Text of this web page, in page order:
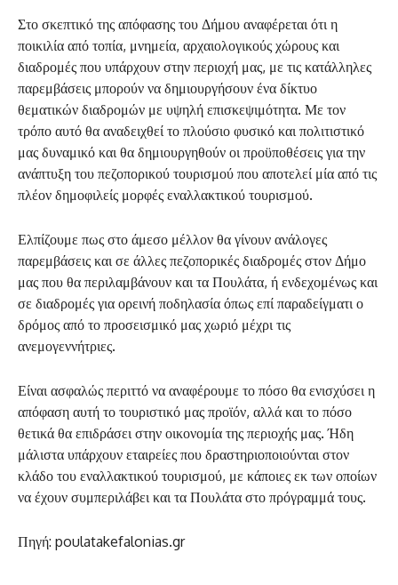
Στο σκεπτικό της απόφασης του Δήμου αναφέρεται ότι η
ποικιλία από τοπία, μνημεία, αρχαιολογικούς χώρους και
διαδρομές που υπάρχουν στην περιοχή μας, με τις κατάλληλες
παρεμβάσεις μπορούν να δημιουργήσουν ένα δίκτυο
θεματικών διαδρομών με υψηλή επισκεψιμότητα. Με τον
τρόπο αυτό θα αναδειχθεί το πλούσιο φυσικό και πολιτιστικό
μας δυναμικό και θα δημιουργηθούν οι προϋποθέσεις για την
ανάπτυξη του πεζοπορικού τουρισμού που αποτελεί μία από τις
πλέον δημοφιλείς μορφές εναλλακτικού τουρισμού.
Ελπίζουμε πως στο άμεσο μέλλον θα γίνουν ανάλογες
παρεμβάσεις και σε άλλες πεζοπορικές διαδρομές στον Δήμο
μας που θα περιλαμβάνουν και τα Πουλάτα, ή ενδεχομένως και
σε διαδρομές για ορεινή ποδηλασία όπως επί παραδείγματι ο
δρόμος από το προσεισμικό μας χωριό μέχρι τις
ανεμογεννήτριες.
Είναι ασφαλώς περιττό να αναφέρουμε το πόσο θα ενισχύσει η
απόφαση αυτή το τουριστικό μας προϊόν, αλλά και το πόσο
θετικά θα επιδράσει στην οικονομία της περιοχής μας. Ήδη
μάλιστα υπάρχουν εταιρείες που δραστηριοποιούνται στον
κλάδο του εναλλακτικού τουρισμού, με κάποιες εκ των οποίων
να έχουν συμπεριλάβει και τα Πουλάτα στο πρόγραμμά τους.
Πηγή: poulatakefalonias.gr